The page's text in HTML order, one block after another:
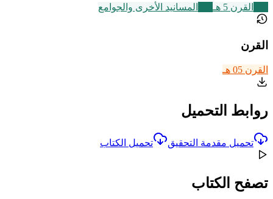
القرن 5 هـ المسانيد الأخرى والجوامع
القرن
القرن 05 هـ
روابط التحميل
تحميل مقدمة التحقيق تحميل الكتاب
تصفح الكتاب